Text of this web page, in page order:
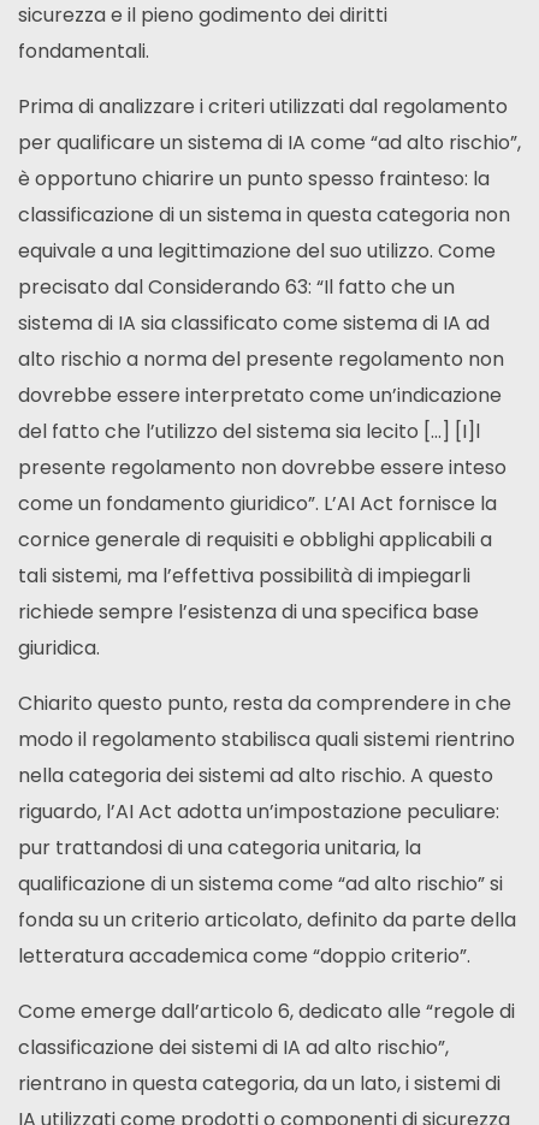
sicurezza e il pieno godimento dei diritti
fondamentali.
Prima di analizzare i criteri utilizzati dal regolamento
per qualificare un sistema di IA come “ad alto rischio”,
è opportuno chiarire un punto spesso frainteso: la
classificazione di un sistema in questa categoria non
equivale a una legittimazione del suo utilizzo. Come
precisato dal Considerando 63: “Il fatto che un
sistema di IA sia classificato come sistema di IA ad
alto rischio a norma del presente regolamento non
dovrebbe essere interpretato come un’indicazione
del fatto che l’utilizzo del sistema sia lecito […] [I]l
presente regolamento non dovrebbe essere inteso
come un fondamento giuridico”. L’AI Act fornisce la
cornice generale di requisiti e obblighi applicabili a
tali sistemi, ma l’effettiva possibilità di impiegarli
richiede sempre l’esistenza di una specifica base
giuridica.
Chiarito questo punto, resta da comprendere in che
modo il regolamento stabilisca quali sistemi rientrino
nella categoria dei sistemi ad alto rischio. A questo
riguardo, l’AI Act adotta un’impostazione peculiare:
pur trattandosi di una categoria unitaria, la
qualificazione di un sistema come “ad alto rischio” si
fonda su un criterio articolato, definito da parte della
letteratura accademica come “doppio criterio”.
Come emerge dall’articolo 6, dedicato alle “regole di
classificazione dei sistemi di IA ad alto rischio”,
rientrano in questa categoria, da un lato, i sistemi di